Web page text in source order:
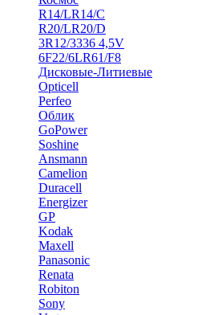
R14/LR14/C
R20/LR20/D
3R12/3336 4,5V
6F22/6LR61/F8
Дисковые-Литиевые
Opticell
Perfeo
Облик
GoPower
Soshine
Ansmann
Camelion
Duracell
Energizer
GP
Kodak
Maxell
Panasonic
Renata
Robiton
Sony